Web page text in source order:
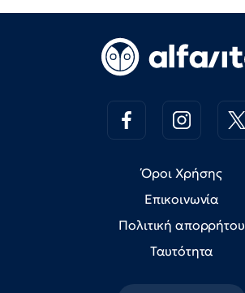
Όροι Χρήσης
Επικοινωνία
Πολιτική απορρήτου
Ταυτότητα